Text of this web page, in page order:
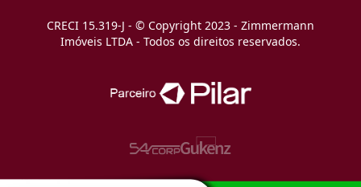
CRECI 15.319-J - © Copyright 2023 - Zimmermann
Imóveis LTDA - Todos os direitos reservados.